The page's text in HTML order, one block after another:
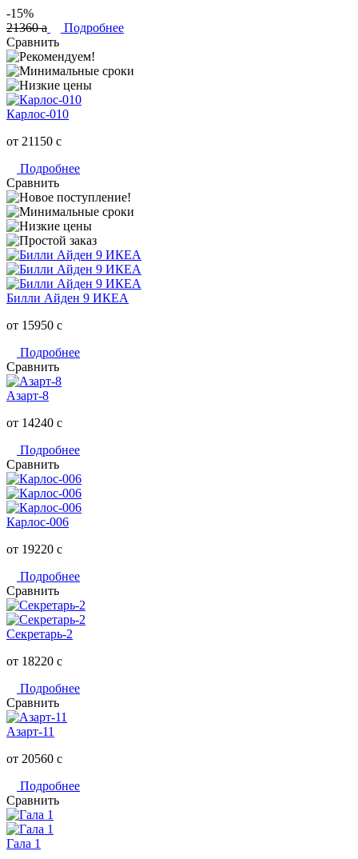
-15%
21360a
Подробнее
Сравнить
Карлос-010
от 21150 c
Подробнее
Сравнить
Билли Айден 9 ИКЕА
от 15950 c
Подробнее
Сравнить
Азарт-8
от 14240 c
Подробнее
Сравнить
Карлос-006
от 19220 c
Подробнее
Сравнить
Секретарь-2
от 18220 c
Подробнее
Сравнить
Азарт-11
от 20560 c
Подробнее
Сравнить
Гала 1